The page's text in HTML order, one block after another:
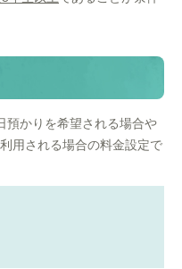
預かりを希望される場合や
用される場合の料金設定で